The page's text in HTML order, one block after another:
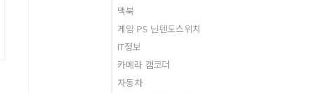
맥북
게임 PS 닌텐도스위치
IT정보
카메라 캠코더
자동차